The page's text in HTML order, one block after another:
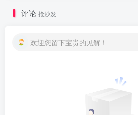
评论 抢沙发
欢迎您留下宝贵的见解！